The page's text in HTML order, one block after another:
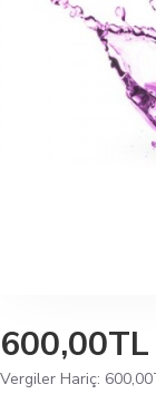
600,00TL
Vergiler Hariç: